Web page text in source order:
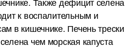
к воспалительным и
в кишечнике. Печень трески
чем морская капуста